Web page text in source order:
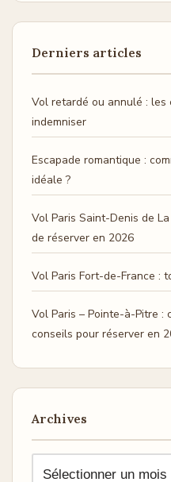
Derniers articles
Vol retardé ou annulé :
indemniser
Escapade romantique :
idéale ?
Vol Paris Saint-Denis de
de réserver en 2026
Vol Paris Fort-de-France :
Vol Paris – Pointe-à-Pitre :
conseils pour réserver en
Archives